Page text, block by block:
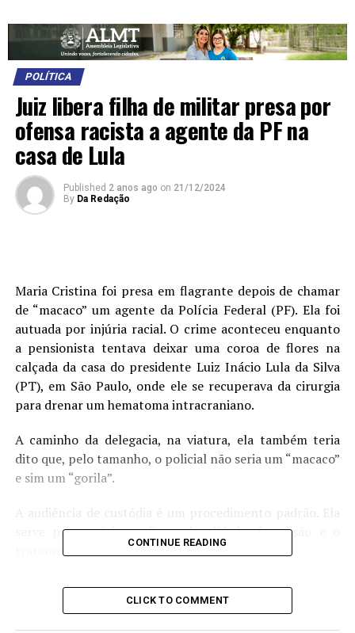
POLÍTICA
Juiz libera filha de militar presa por
ofensa racista a agente da PF na
casa de Lula
Published 2 anos ago on 21/12/2024
By Da Redação
Maria Cristina foi presa em flagrante depois de chamar
de “macaco” um agente da Polícia Federal (PF). Ela foi
autuada por injúria racial. O crime aconteceu enquanto
a pensionista tentava deixar uma coroa de flores na
calçada da casa do presidente Luiz Inácio Lula da Silva
(PT), em São Paulo, onde ele se recuperava da cirurgia
para drenar um hematoma intracraniano.
A caminho da delegacia, na viatura, ela também teria
dito que, pelo tamanho, o policial não seria um “macaco”
e sim um “gorila”.
A audiência de custódia é um procedimento padrão. Ela
serve para o juiz avaliar a legalidade da prisão e o
tratamento dispensado ao preso.
O juiz Marcelo Duarte da Silva, da 2.ª Vara Federal
Criminal de São Paulo, contrariou o Ministério Público
CONTINUE READING
CLICK TO COMMENT